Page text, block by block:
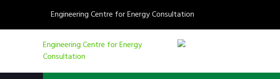
Engineering Centre for Energy Consultation